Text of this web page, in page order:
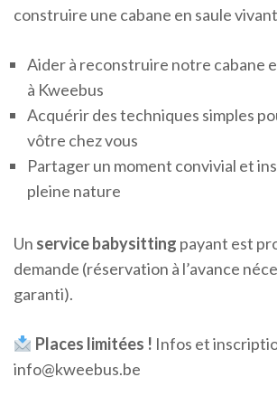
construire une cabane en saule
Aider à reconstruire notre cabane
à Kweebus
Acquérir des techniques simples
vôtre chez vous
Partager un moment convivial et
pleine nature
Un service babysitting payant est
demande (réservation à l’avance
garanti).
Places limitées ! Infos et
info@kweebus.be